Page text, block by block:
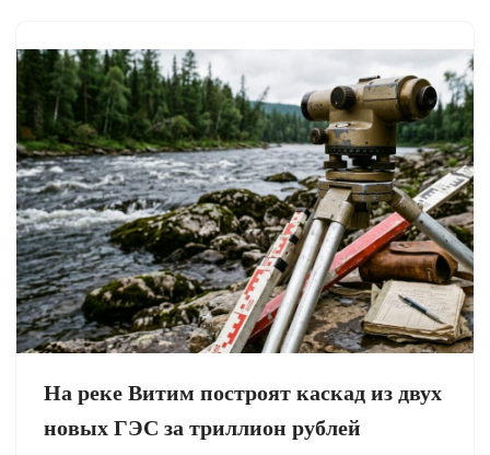
На реке Витим построят каскад из двух
новых ГЭС за триллион рублей